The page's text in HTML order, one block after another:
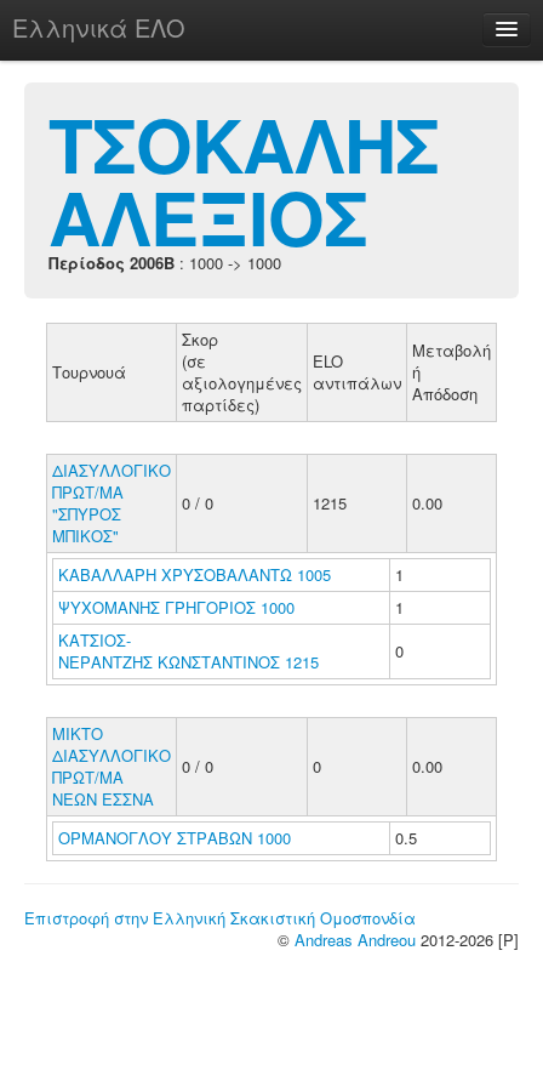
Ελληνικά ΕΛΟ
chesstu.be @ discord
Login
ΤΣΟΚΑΛΗΣ
ΑΛΕΞΙΟΣ
Περίοδος 2006B : 1000 -> 1000
Τουρνουά
Σκορ
(σε
αξιολογημένες
παρτίδες)
ELO
αντιπάλων
Μεταβολή
ή
Απόδοση
ΔΙΑΣΥΛΛΟΓΙΚΟ
ΠΡΩΤ/ΜΑ
"ΣΠΥΡΟΣ
ΜΠΙΚΟΣ"
0 / 0 1215 0.00
ΚΑΒΑΛΛΑΡΗ ΧΡΥΣΟΒΑΛΑΝΤΩ 1005
1
ΨΥΧΟΜΑΝΗΣ ΓΡΗΓΟΡΙΟΣ 1000
1
ΚΑΤΣΙΟΣ-
ΝΕΡΑΝΤΖΗΣ ΚΩΝΣΤΑΝΤΙΝΟΣ 1215
0
ΜΙΚΤΟ
ΔΙΑΣΥΛΛΟΓΙΚΟ
ΠΡΩΤ/ΜΑ
ΝΕΩΝ ΕΣΣΝΑ
0 / 0 0 0.00
ΟΡΜΑΝΟΓΛΟΥ ΣΤΡΑΒΩΝ 1000 0.5
Επιστροφή στην Ελληνική Σκακιστική Ομοσπονδία
© Andreas Andreou 2012-2026 [P]